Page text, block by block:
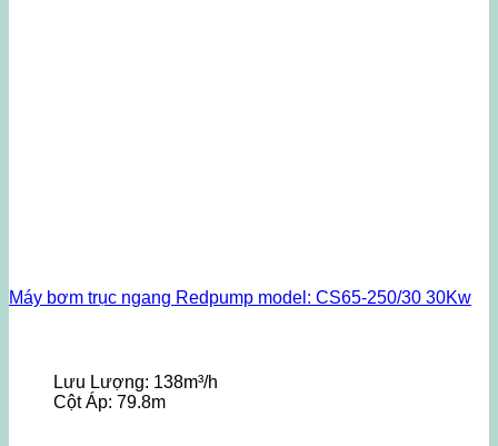
Máy bơm trục ngang Redpump model: CS65-250/30 30Kw
Lưu Lượng: 138m³/h
Cột Áp: 79.8m